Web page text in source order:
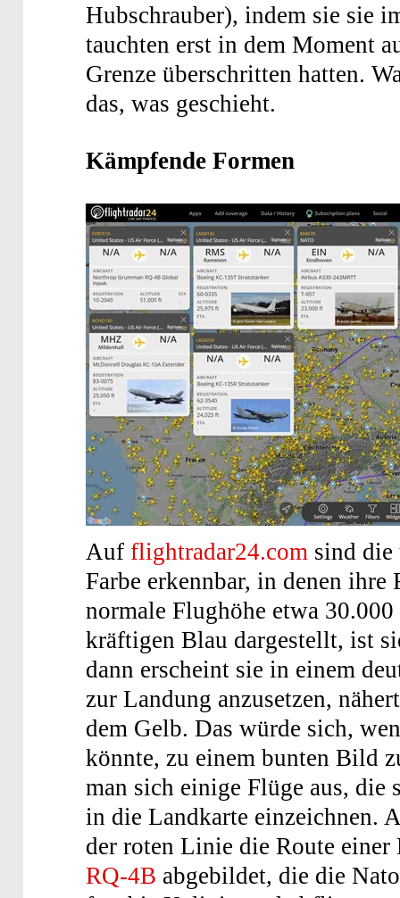
Hubschrauber), indem sie sie
tauchten erst in dem Moment
Grenze überschritten hatten.
das, was geschieht.
Kämpfende Formen
Auf flightradar24.com sind
Farbe erkennbar, in denen
normale Flughöhe etwa
kräftigen Blau dargestellt, ist
dann erscheint sie in einem
zur Landung anzusetzen,
dem Gelb. Das würde sich,
könnte, zu einem bunten Bild
man sich einige Flüge aus, die
in die Landkarte einzeichnen.
der roten Linie die Route
RQ-4B abgebildet, die die